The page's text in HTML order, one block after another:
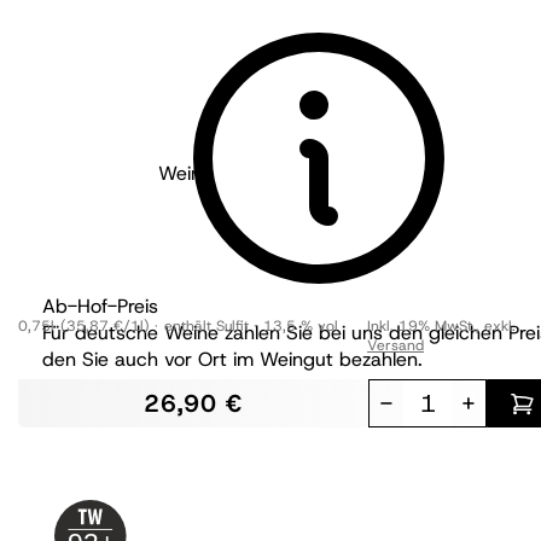
Weingut Knipser - Pfalz
trocken
Ab-Hof-Preis
Für deutsche Weine zahlen Sie bei uns den gleichen
den Sie auch vor Ort im Weingut bezahlen.
0,75l (35,87 €/1l) enthält Sulfit 13,5 % vol
26,90 €
Inkl. 19% MwSt.,exkl.
Versand
- +